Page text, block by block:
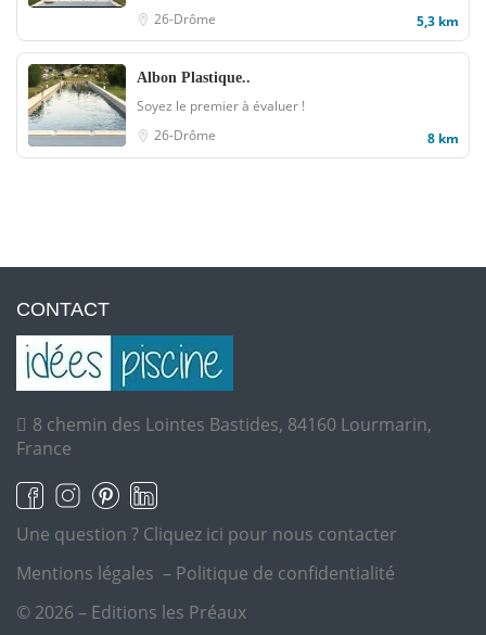
26-Drôme
5,3 km
Albon Plastique..
Soyez le premier à évaluer !
26-Drôme
8 km
CONTACT
8 chemin des Lointes Bastides, 84160 Lourmarin,
France
Une question ? Cliquez ici pour nous contacter
Mentions légales – Politique de confidentialité
© 2026 – Editions les Préaux